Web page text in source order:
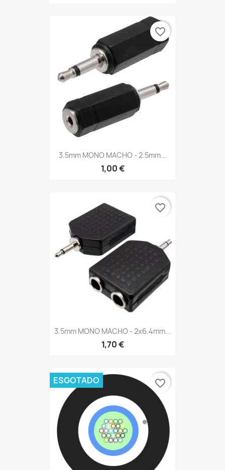
3.5mm MONO MACHO - 2.5mm...
1,00 €
favorite_border
3.5mm MONO MACHO - 2x6.4mm...
1,70 €
favorite_border
ESGOTADO favorite_border